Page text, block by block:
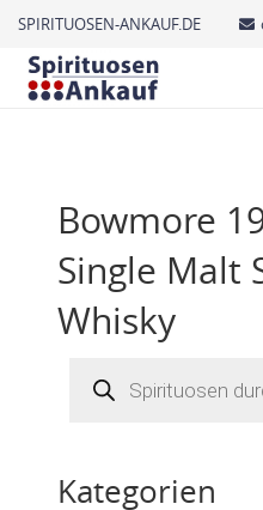
SPIRITUOSEN-ANKAUF.DE
Bowmore
Single Malt
Whisky
search
Kategorien